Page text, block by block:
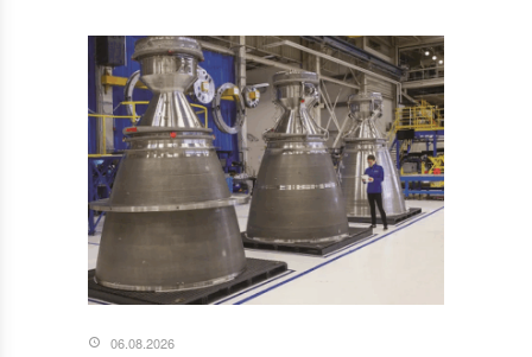
06.08.2026